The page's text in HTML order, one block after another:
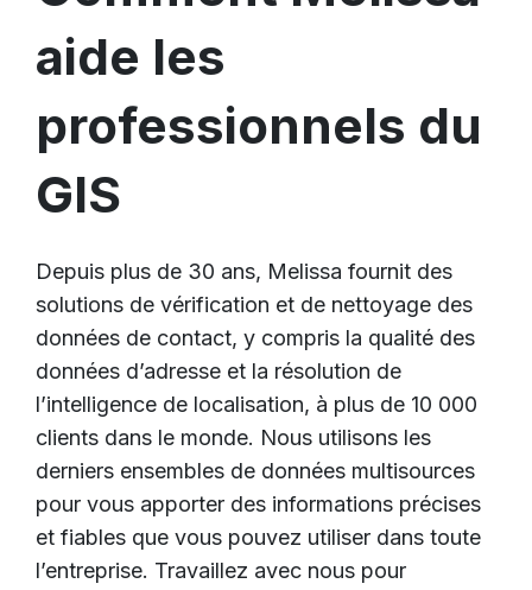
aide les
professionnels du
GIS
Depuis plus de 30 ans, Melissa fournit des
solutions de vérification et de nettoyage des
données de contact, y compris la qualité des
données d’adresse et la résolution de
l’intelligence de localisation, à plus de 10 000
clients dans le monde. Nous utilisons les
derniers ensembles de données multisources
pour vous apporter des informations précises
et fiables que vous pouvez utiliser dans toute
l’entreprise. Travaillez avec nous pour